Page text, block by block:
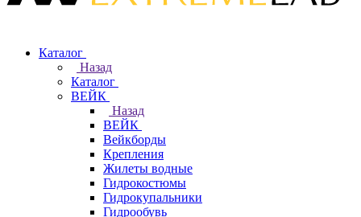
Каталог
Назад
Каталог
ВЕЙК
Назад
ВЕЙК
Вейкборды
Крепления
Жилеты водные
Гидрокостюмы
Гидрокупальники
Гидрообувь